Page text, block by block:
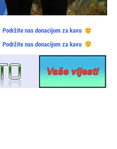
Podržite nas donacijom za kavu
Podržite nas donacijom za kavu